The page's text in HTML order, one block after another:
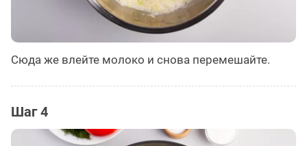
Сюда же влейте молоко и снова перемешайте.
Шаг 4